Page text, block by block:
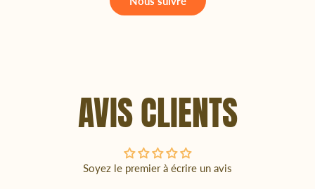
AVIS CLIENTS
Soyez le premier à écrire un avis